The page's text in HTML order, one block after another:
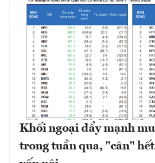
Khối ngoại đẩy mạnh
trong tuần qua, "cân"